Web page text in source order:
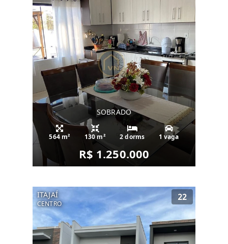
SOBRADO
564 m² 130 m² 2 dorms 1 vaga
R$ 1.250.000
ITAJAÍ
CENTRO
22